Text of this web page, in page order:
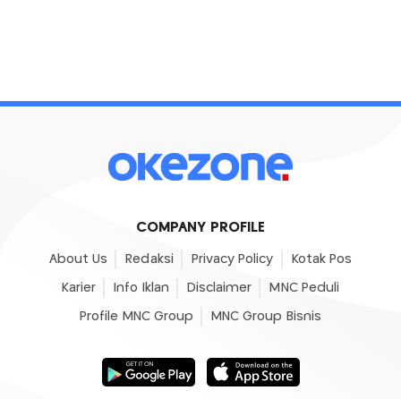
COMPANY PROFILE
About Us Redaksi Privacy Policy Kotak Pos
Karier Info Iklan Disclaimer MNC Peduli
Profile MNC Group MNC Group Bisnis